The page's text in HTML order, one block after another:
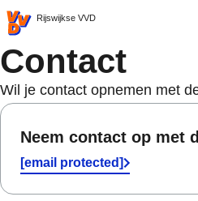
VVD.nl - Ga naar de homepage
Rijswijkse VVD
Contact
Wil je contact opnemen met
Neem contact op met
[email protected]